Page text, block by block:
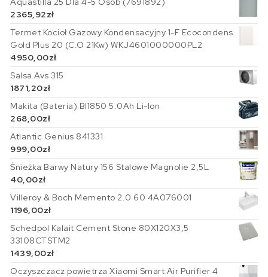
2365,92zł
Termet Kocioł Gazowy Kondensacyjny 1-F Ecocondens
Gold Plus 20 (C.O 21Kw) WKJ4601000000PL2
4950,00zł
Salsa Avs 315
1871,20zł
Makita (Bateria) Bl1850 5.0Ah Li-Ion
268,00zł
Atlantic Genius 841331
999,00zł
Śnieżka Barwy Natury 156 Stalowe Magnolie 2,5L
40,00zł
Villeroy & Boch Memento 2.0 60 4A076001
1196,00zł
Schedpol Kalait Cement Stone 80X120X3,5
33108CTSTM2
1439,00zł
Oczyszczacz powietrza Xiaomi Smart Air Purifier 4